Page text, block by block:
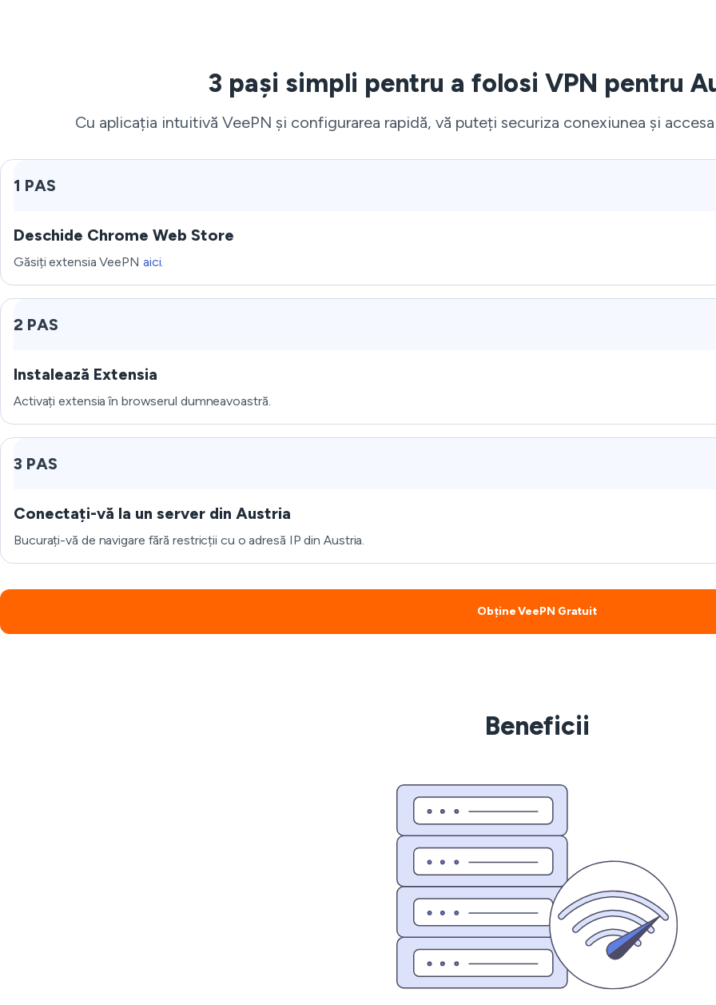
3 pași simpli pentru a folosi VPN pentru
Cu aplicația intuitivă VeePN și configurarea rapidă, vă puteți securiza conexiunea și
1 PAS
Deschide Chrome Web Store
Găsiți extensia VeePN aici.
2 PAS
Instalează Extensia
Activați extensia în browserul dumneavoastră.
3 PAS
Conectați-vă la un server din Austria
Bucurați-vă de navigare fără restricții cu o adresă IP din Austria.
Obține VeePN Gratuit
Beneficii